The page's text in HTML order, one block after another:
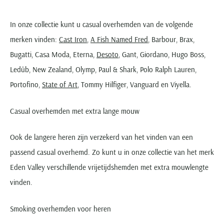
In onze collectie kunt u casual overhemden van de volgende
merken vinden: Cast Iron, A Fish Named Fred, Barbour, Brax,
Bugatti, Casa Moda, Eterna, Desoto, Gant, Giordano, Hugo Boss,
Ledûb, New Zealand, Olymp, Paul & Shark, Polo Ralph Lauren,
Portofino, State of Art, Tommy Hilfiger, Vanguard en Viyella.
Casual overhemden met extra lange mouw
Ook de langere heren zijn verzekerd van het vinden van een
passend casual overhemd. Zo kunt u in onze collectie van het merk
Eden Valley verschillende vrijetijdshemden met extra mouwlengte
vinden.
Smoking overhemden voor heren